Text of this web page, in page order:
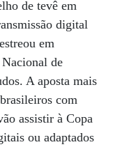
de tevê em
digital
em
de
A aposta mais
com
assistir à Copa
ou adaptados